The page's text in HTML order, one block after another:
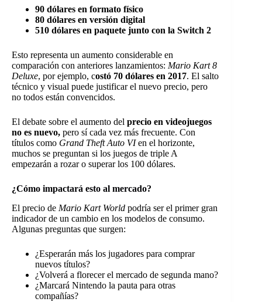
90 dólares en formato físico
80 dólares en versión digital
510 dólares en paquete junto con la Switch 2
Esto representa un aumento considerable en
comparación con anteriores lanzamientos: Mario Kart 8
Deluxe, por ejemplo, costó 70 dólares en 2017. El salto
técnico y visual puede justificar el nuevo precio, pero
no todos están convencidos.
El debate sobre el aumento del precio en videojuegos
no es nuevo, pero sí cada vez más frecuente. Con
títulos como Grand Theft Auto VIen el horizonte,
muchos se preguntan si los juegos de triple A
empezarán a rozar o superar los 100 dólares.
¿Cómo impactará esto al mercado?
El precio de Mario Kart World podría ser el primer gran
indicador de un cambio en los modelos de consumo.
Algunas preguntas que surgen:
¿Esperarán más los jugadores para comprar
nuevos títulos?
¿Volverá a florecer el mercado de segunda mano?
¿Marcará Nintendo la pauta para otras
compañías?